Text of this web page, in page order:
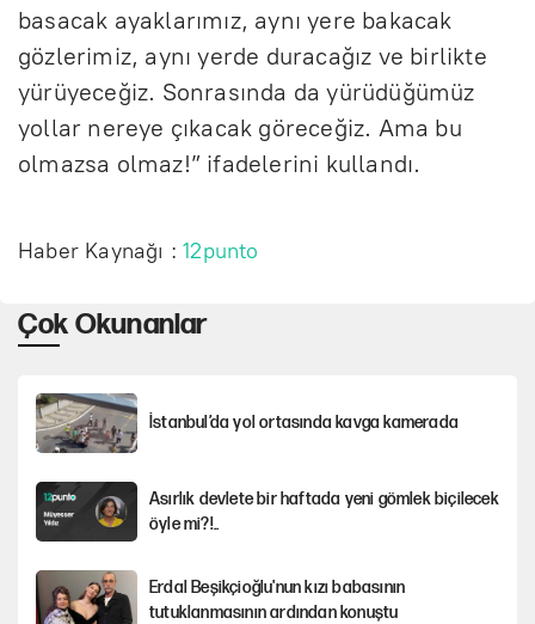
basacak ayaklarımız, aynı yere bakacak
gözlerimiz, aynı yerde duracağız ve birlikte
yürüyeceğiz. Sonrasında da yürüdüğümüz
yollar nereye çıkacak göreceğiz. Ama bu
olmazsa olmaz!” ifadelerini kullandı.
Haber Kaynağı :12punto
Çok Okunanlar
İstanbul’da yol ortasında kavga kamerada
Asırlık devlete bir haftada yeni gömlek biçilecek
öyle mi?!..
Erdal Beşikçioğlu'nun kızı babasının
tutuklanmasının ardından konuştu